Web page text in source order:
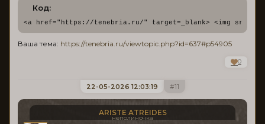
Код:
<a href="https://tenebria.ru/" target=_blank> <img
Ваша тема: https://tenebria.ru/viewtopic.php?id=637#p54905
0
11
22-05-2026 12:03:19
ARISTE ATREIDES
неполиночка